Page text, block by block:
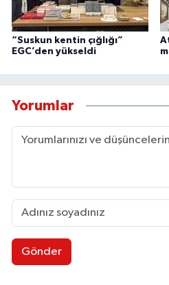
“Suskun kentin çığlığı”
EGC’den yükseldi
Yorumlar
Gönder